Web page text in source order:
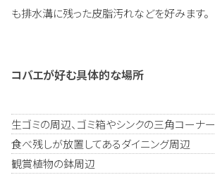
も排水溝に残った皮脂汚れなどを好みます。
コバエが好む具体的な場所
生ゴミの周辺、ゴミ箱やシンクの三角コーナ
食べ残しが放置してあるダイニング周辺
観賞植物の鉢周辺